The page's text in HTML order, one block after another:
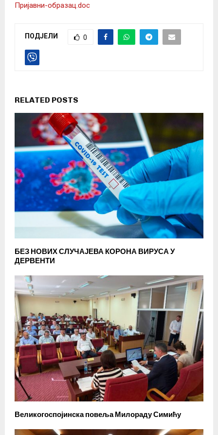
Пријавни-образац.doc
ПОДЈЕЛИ 0
RELATED POSTS
БЕЗ НОВИХ СЛУЧАЈЕВА КОРОНА ВИРУСА У
ДЕРВЕНТИ
Великогоспојинска повеља Милораду Симићу